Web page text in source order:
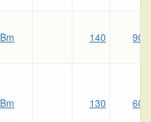
Bm 140 90
Bm 130 60